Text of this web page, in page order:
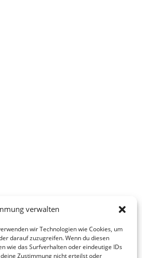
verwalten
wir Technologien wie Cookies, um
darauf zuzugreifen. Wenn du diesen
wie das Surfverhalten oder eindeutige IDs
Zustimmung nicht erteilst oder